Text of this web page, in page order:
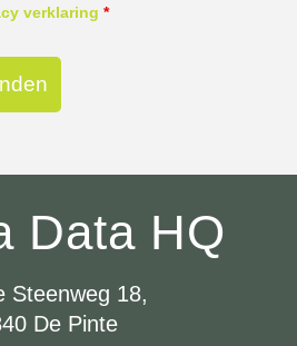
verklaring *
Data HQ
Steenweg 18,
De Pinte